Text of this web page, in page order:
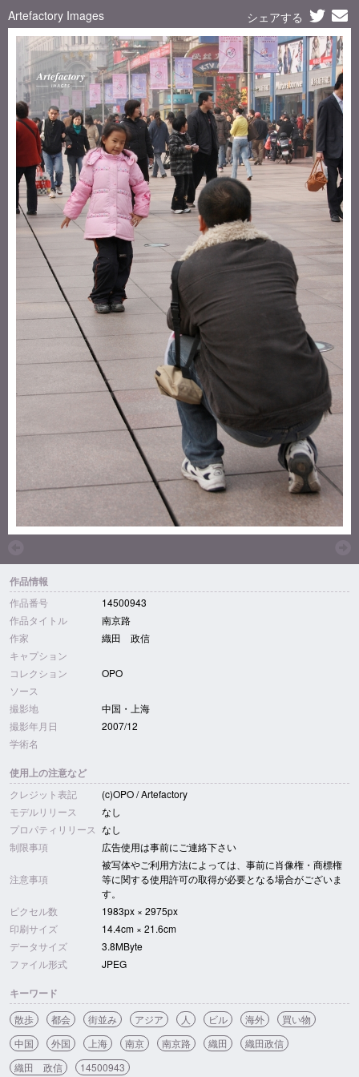
Artefactory Images シェアする
作品情報
作品番号
14500943
作品タイトル
南京路
作家
織田 政信
キャプション
コレクション
OPO
ソース
撮影地
中国・上海
撮影年月日
2007/12
学術名
使用上の注意など
クレジット表記
(c)OPO / Artefactory
モデルリリース
なし
プロパティリリース なし
制限事項
広告使用は事前にご連絡下さい
注意事項
被写体やご利用方法によっては、事前に肖像権・商標権
等に関する使用許可の取得が必要となる場合がございま
す。
ピクセル数
1983px × 2975px
印刷サイズ
14.4cm × 21.6cm
データサイズ
3.8MByte
ファイル形式
JPEG
キーワード
散歩 都会 街並み アジア 人 ビル 海外
買い物
中国
外国 上海 南京 南京路 織田
織田政信
織田 政信
14500943